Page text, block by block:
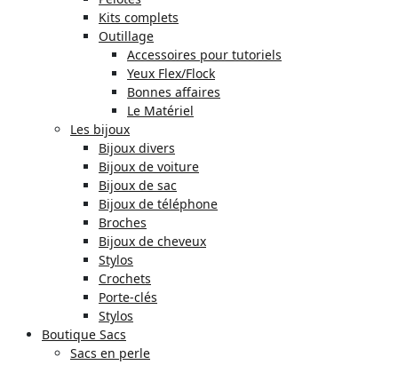
Kits complets
Outillage
Accessoires pour tutoriels
Yeux Flex/Flock
Bonnes affaires
Le Matériel
Les bijoux
Bijoux divers
Bijoux de voiture
Bijoux de sac
Bijoux de téléphone
Broches
Bijoux de cheveux
Stylos
Crochets
Porte-clés
Stylos
Boutique Sacs
Sacs en perle